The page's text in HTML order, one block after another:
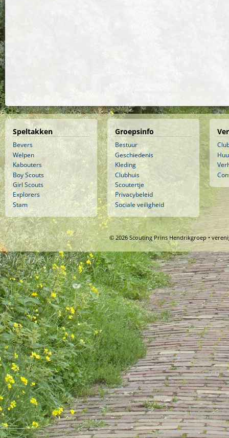
Speltakken
Bevers
Welpen
Kabouters
Boy Scouts
Girl Scouts
Explorers
Stam
Groepsinfo
Bestuur
Geschiedenis
Kleding
Clubhuis
Scoutertje
Privacybeleid
Sociale veiligheid
© 2026 Scouting Prins Hendrikgroep •